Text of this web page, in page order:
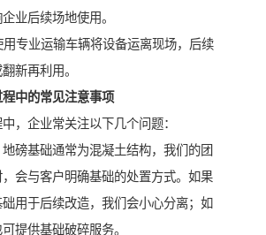
业后续场地使用。
用专业运输车辆将设备运离现场，后续
新再利用。
程中的常见注意事项
，企业常关注以下几个问题：
地磅基础通常为混凝土结构，我们的团
，会与客户明确基础的处置方式。如果
用于后续改造，我们会小心分离；如
提供基础破碎服务。